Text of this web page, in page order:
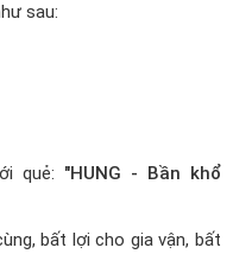
sau:
quẻ: "HUNG - Bần khổ
bất lợi cho gia vận, bất